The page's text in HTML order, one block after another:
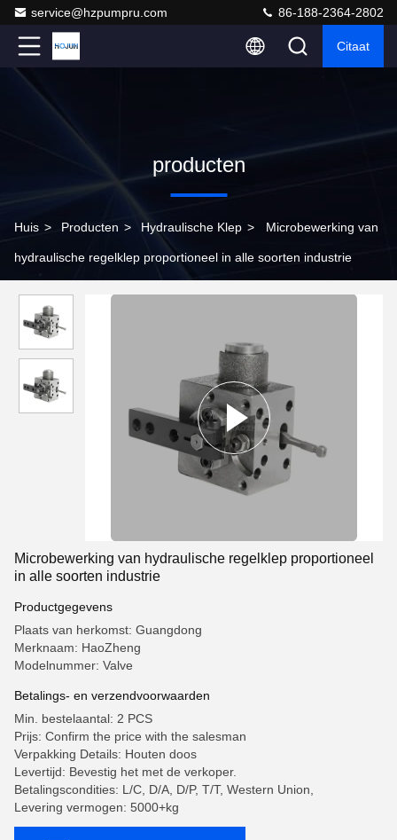
service@hzpumpru.com 86-188-2364-2802
Citaat
producten
Huis > Producten > Hydraulische Klep > Microbewerking van
hydraulische regelklep proportioneel in alle soorten industrie
Microbewerking van hydraulische regelklep proportioneel
in alle soorten industrie
Productgegevens
Plaats van herkomst: Guangdong
Merknaam: HaoZheng
Modelnummer: Valve
Betalings- en verzendvoorwaarden
Min. bestelaantal: 2 PCS
Prijs: Confirm the price with the salesman
Verpakking Details: Houten doos
Levertijd: Bevestig het met de verkoper.
Betalingscondities: L/C, D/A, D/P, T/T, Western Union,
Levering vermogen: 5000+kg